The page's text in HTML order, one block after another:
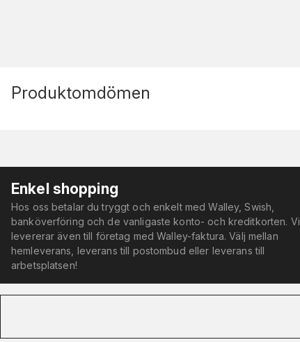
Produktomdömen
Enkel shopping
Hos oss betalar du tryggt och enkelt med Walley, Swish,
banköverföring och de vanligaste konto- och kreditkorten. Vi
levererar även till företag med Walley-faktura. Välj mellan
hemleverans, leverans till postombud eller leverans till
arbetsplatsen!